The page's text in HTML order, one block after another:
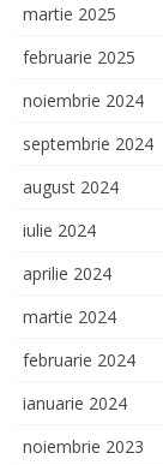
martie 2025
februarie 2025
noiembrie 2024
septembrie 2024
august 2024
iulie 2024
aprilie 2024
martie 2024
februarie 2024
ianuarie 2024
noiembrie 2023